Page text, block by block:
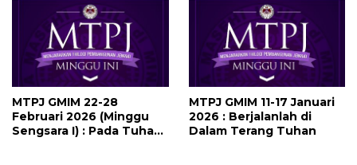
MTPJ GMIM 22-28
Februari 2026 (Minggu
Sengsara I) : Pada Tuhan
MTPJ GMIM 11-17 Januari
2026 : Berjalanlah di
Dalam Terang Tuhan